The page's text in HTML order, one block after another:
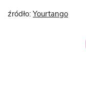
źródło: Yourtango